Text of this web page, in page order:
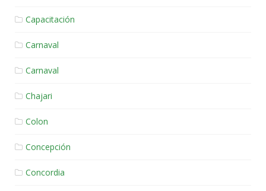
Capacitación
Carnaval
Carnaval
Chajari
Colon
Concepción
Concordia